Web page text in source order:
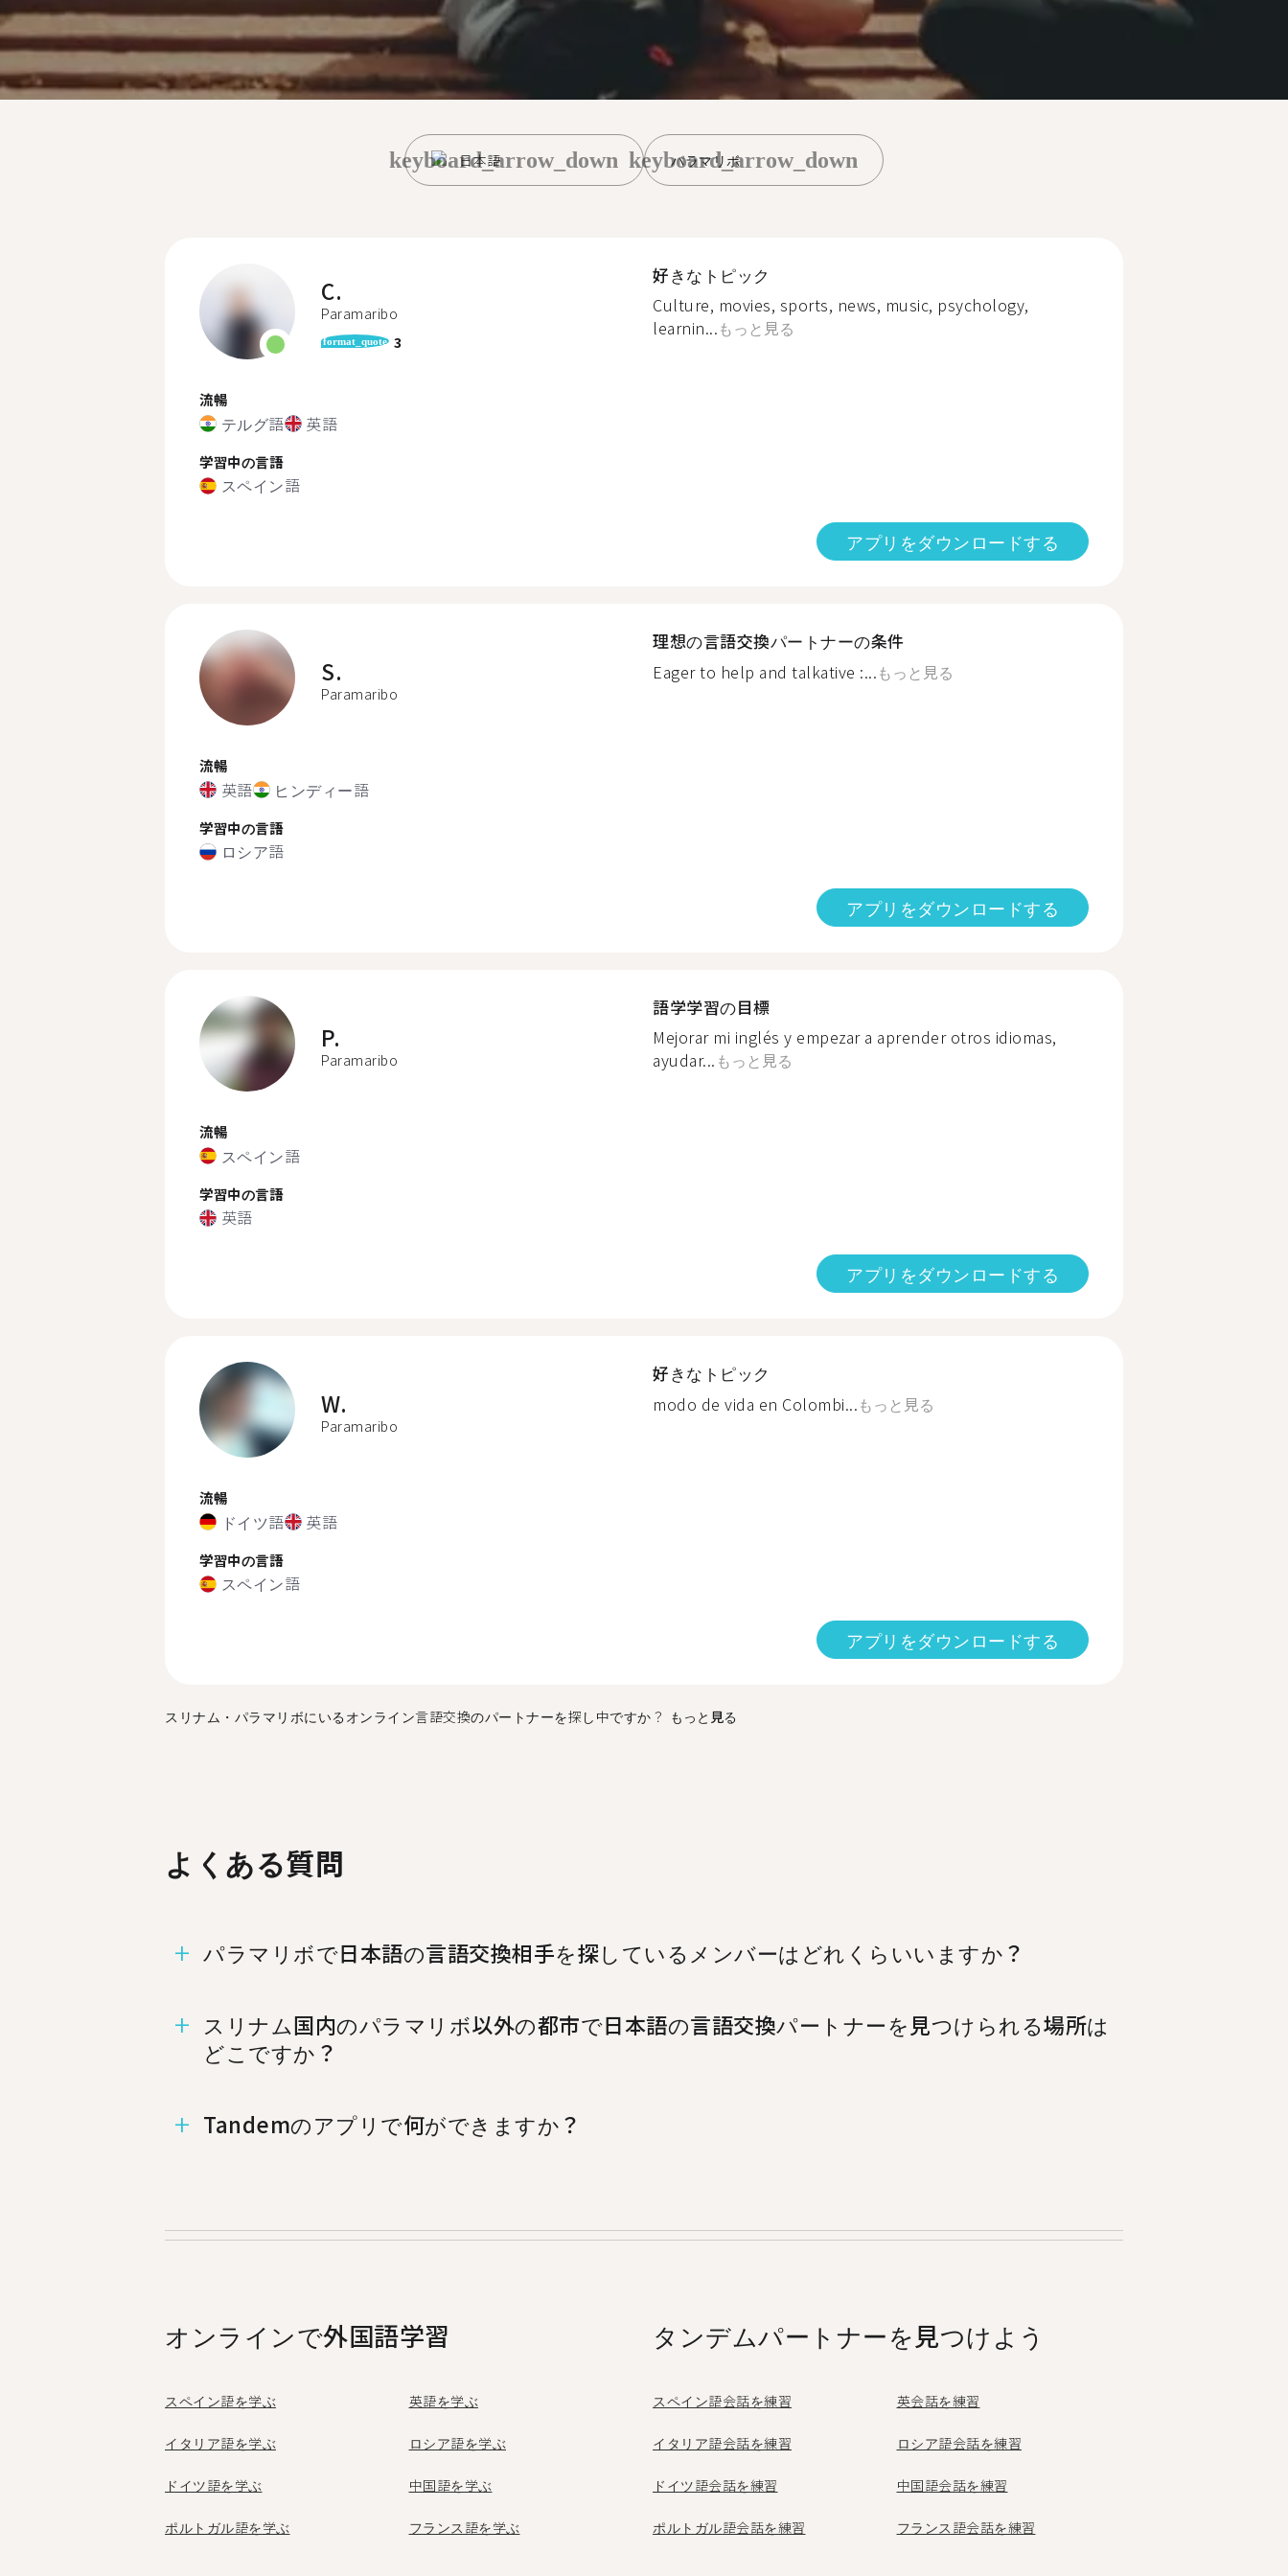
日本語
keyboard_arrow_down パラマリボ
keyboard_arrow_down
C.
Paramaribo
format_quote 3
流暢
テルグ語 英語
学習中の言語
スペイン語
好きなトピック
Culture, movies, sports, news, music, psychology,
learnin...もっと見る
アプリをダウンロードする
S.
Paramaribo
流暢
英語 ヒンディー語
学習中の言語
ロシア語
理想の言語交換パートナーの条件
Eager to help and talkative :...もっと見る
アプリをダウンロードする
P.
Paramaribo
流暢
スペイン語
学習中の言語
英語
語学学習の目標
Mejorar mi inglés y empezar a aprender otros idiomas,
ayudar... もっと見る
アプリをダウンロードする
W.
Paramaribo
流暢
ドイツ語 英語
学習中の言語
スペイン語
好きなトピック
modo de vida en Colombi...もっと見る
アプリをダウンロードする
スリナム・パラマリボにいるオンライン言語交換のパートナーを探し中ですか？ もっと見る
よくある質問
パラマリボで日本語の言語交換相手を探しているメンバーはどれくらいいますか？
パラマリボには日本語での言語交換を希望するメンバーが5人います。
スリナム国内のパラマリボ以外の都市で日本語の言語交換パートナーを見つけられる場所は
どこですか？
%%randomCity%%、%%randomCity%%、%%randomCity%%でも日本語のタンデムパートナーを見つけること
ができます.
Tandemのアプリで何ができますか？
オンラインで外国語学習
スペイン語を学ぶ 英語を学ぶ
イタリア語を学ぶ ロシア語を学ぶ
ドイツ語を学ぶ 中国語を学ぶ
ポルトガル語を学ぶ フランス語を学ぶ
タンデムパートナーを見つけよう
スペイン語会話を練習 英会話を練習
イタリア語会話を練習 ロシア語会話を練習
ドイツ語会話を練習 中国語会話を練習
ポルトガル語会話を練習 フランス語会話を練習